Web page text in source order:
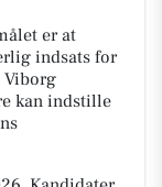
er at
indsats for
kan indstille